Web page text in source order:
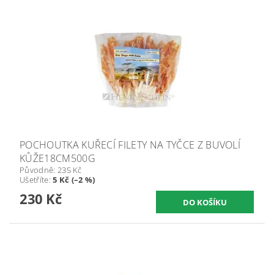
POCHOUTKA KUŘECÍ FILETY NA TYČCE Z BUVOLÍ
KŮŽE18CM500G
Původně: 235 Kč
Ušetříte:5 Kč (–2 %)
230 Kč